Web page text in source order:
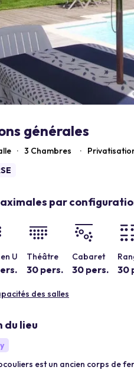
générales
· 3 Chambres ·
par
U Théâtre
30 pers.
Cabaret
30 pers. 30
des salles
du lieu
est un ancien corps de